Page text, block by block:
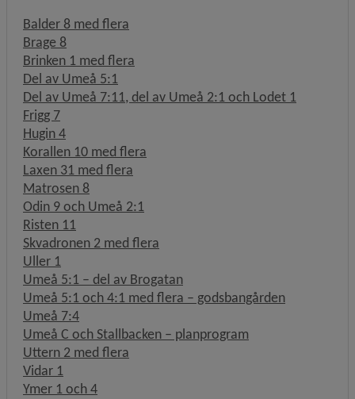
Balder 8 med flera
Brage 8
Brinken 1 med flera
Del av Umeå 5:1
Del av Umeå 7:11, del av Umeå 2:1 och Lodet 1
Frigg 7
Hugin 4
Korallen 10 med flera
Laxen 31 med flera
Matrosen 8
Odin 9 och Umeå 2:1
Risten 11
Skvadronen 2 med flera
Uller 1
Umeå 5:1 – del av Brogatan
Umeå 5:1 och 4:1 med flera – godsbangården
Umeå 7:4
Umeå C och Stallbacken – planprogram
Uttern 2 med flera
Vidar 1
Ymer 1 och 4